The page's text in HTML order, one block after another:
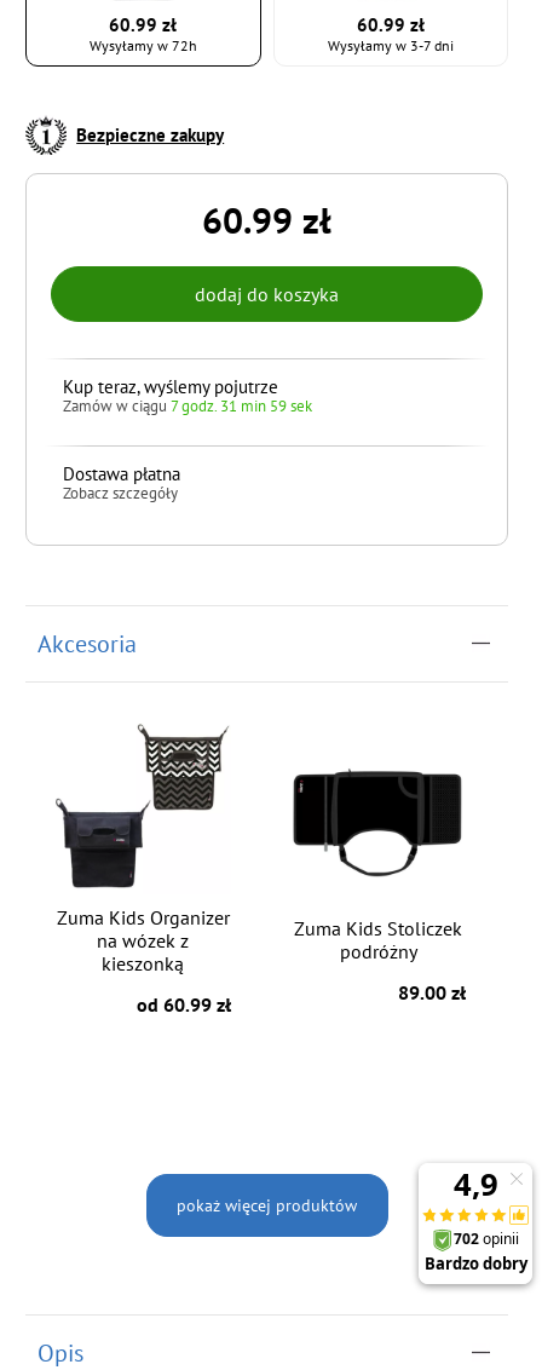
60.99 zł
Wysyłamy w 72h
60.99 zł
Wysyłamy w 3-7 dni
Bezpieczne zakupy
60.99 zł
Kup teraz, wyślemy pojutrze
Zamów w ciągu7 godz. 31 min 58 sek
Dostawa płatna
Zobacz szczegóły
Akcesoria
Zuma Kids Organizer
na wózek z
kieszonką
od 60.99 zł
Zuma Kids Stoliczek
podróżny
89.00 zł
pokaż więcej produktów
Opis